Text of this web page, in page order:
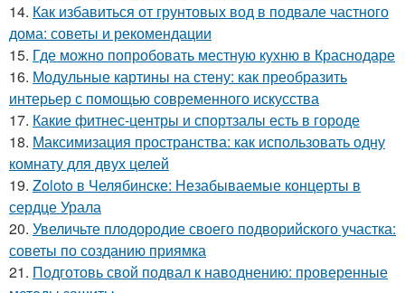
14. Как избавиться от грунтовых вод в подвале частного
дома: советы и рекомендации
15. Где можно попробовать местную кухню в Краснодаре
16. Модульные картины на стену: как преобразить
интерьер с помощью современного искусства
17. Какие фитнес-центры и спортзалы есть в городе
18. Максимизация пространства: как использовать одну
комнату для двух целей
19. Zoloto в Челябинске: Незабываемые концерты в
сердце Урала
20. Увеличьте плодородие своего подворийского участка:
советы по созданию приямка
21. Подготовь свой подвал к наводнению: проверенные